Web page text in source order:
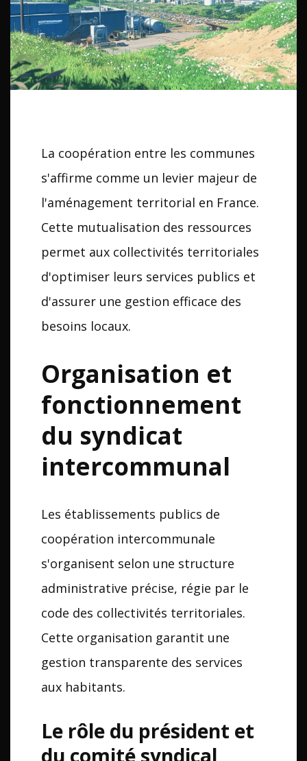
La coopération entre les communes
s'affirme comme un levier majeur de
l'aménagement territorial en France.
Cette mutualisation des ressources
permet aux collectivités territoriales
d'optimiser leurs services publics et
d'assurer une gestion efficace des
besoins locaux.
Organisation et
fonctionnement
du syndicat
intercommunal
Les établissements publics de
coopération intercommunale
s'organisent selon une structure
administrative précise, régie par le
code des collectivités territoriales.
Cette organisation garantit une
gestion transparente des services
aux habitants.
Le rôle du président et
du comité syndical